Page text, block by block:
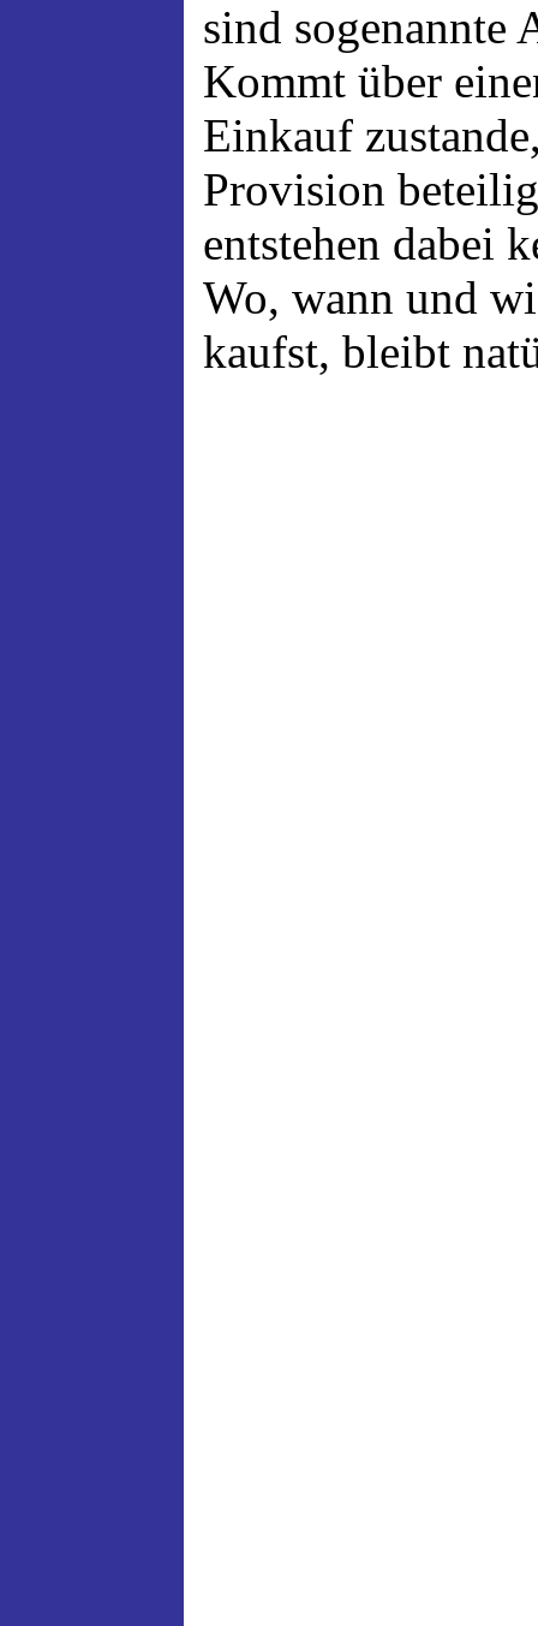
sind
Kommt über
Einkauf
Provision
entstehen dabei
Wo, wann und
kaufst, bleibt